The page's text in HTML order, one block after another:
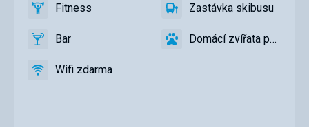
hotelu
FitnessFitness
ano
ZastávkaZastávka skibusu
ano
Bar Bar
ano
DomácíDomácí zvířata povolena
ano
Wifi
Wifi zdarma
ano